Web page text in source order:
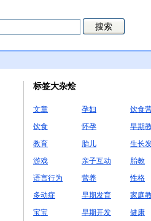
标签大杂烩
文章 孕妇
饮食
饮食
怀孕
早期
教育
胎儿
生长
游戏
亲子互动
胎教
语言行为
营养
性格
多动症
早期发育
家庭
宝宝
早期开发
健康